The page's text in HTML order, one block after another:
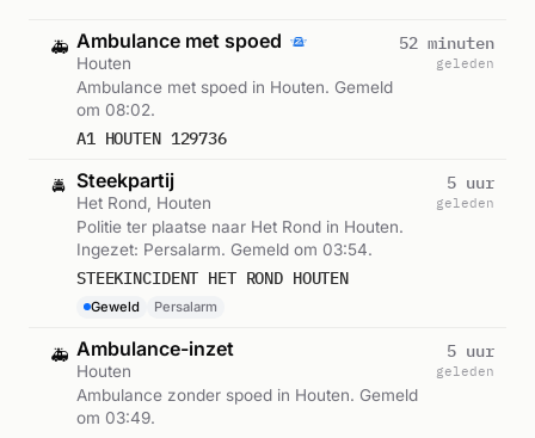
🚑 Ambulance met spoed
Houten
Ambulance met spoed in Houten. Gemeld
om 08:02.
A1 HOUTEN 129736
52 minuten
geleden
🚔 Steekpartij
Het Rond, Houten
Politie ter plaatse naar Het Rond in Houten.
Ingezet: Persalarm. Gemeld om 03:54.
STEEKINCIDENT HET ROND HOUTEN
Geweld Persalarm
5 uur
geleden
🚑 Ambulance-inzet
Houten
Ambulance zonder spoed in Houten. Gemeld
om 03:49.
5 uur
geleden